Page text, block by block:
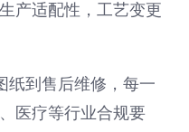
产适配性，工艺变更
纸到售后维修，每一
医疗等行业合规要